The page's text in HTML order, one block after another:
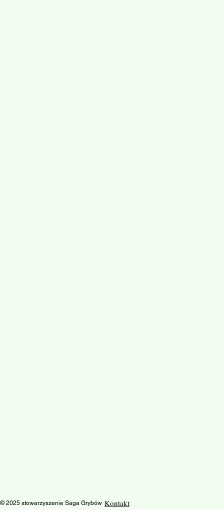
© 2025 stowarzyszenie Saga Grybów Kontakt